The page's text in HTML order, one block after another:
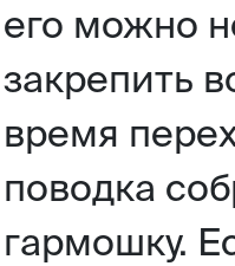
его можно
закрепить
время
поводка
гармошку.